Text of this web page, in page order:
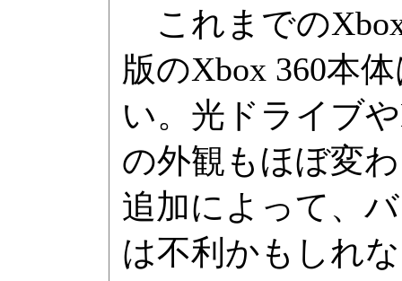
これまでの
版のXbox 360本
い。光ドライブ
の外観もほぼ変
追加によって、
は不利かもしれ